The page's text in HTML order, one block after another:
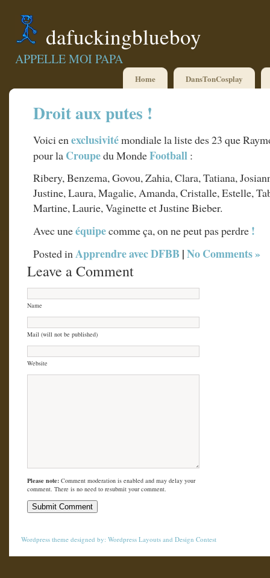
dafuckingblueboy
APPELLE MOI PAPA
Home DansTonCosplay
Droit aux putes !
Voici enexclusivitémondiale la liste des 23 que
pour la Croupedu MondeFootball :
Ribery, Benzema, Govou, Zahia, Clara, Tatiana,
Justine, Laura, Magalie, Amanda, Cristalle, Estelle,
Martine, Laurie, Vaginette et Justine Bieber.
Avec uneéquipecomme ça, on ne peut pas perdre !
Posted in Apprendre avec DFBB |No Comments »
Leave a Comment
Name
Mail (will not be published)
Website
Please note: Comment moderation is enabled and may delay your
comment. There is no need to resubmit your comment.
Wordpress theme designed by: Wordpress Layouts and Design Contest